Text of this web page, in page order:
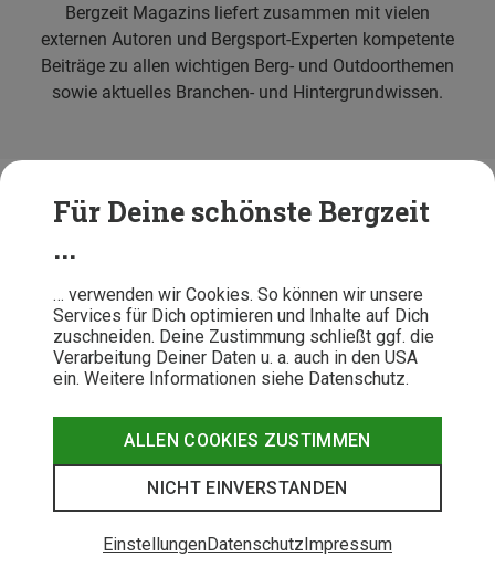
Für Deine schönste Bergzeit
...
… verwenden wir Cookies. So können wir unsere
Services für Dich optimieren und Inhalte auf Dich
zuschneiden. Deine Zustimmung schließt ggf. die
Verarbeitung Deiner Daten u. a. auch in den USA
ein. Weitere Informationen siehe Datenschutz.
ALLEN COOKIES ZUSTIMMEN
NICHT EINVERSTANDEN
EinstellungenDatenschutzImpressum
Bergzeit Magazins liefert zusammen mit vielen
externen Autoren und Bergsport-Experten kompetente
Beiträge zu allen wichtigen Berg- und Outdoorthemen
sowie aktuelles Branchen- und Hintergrundwissen.
Beratung
Über Bergzeit